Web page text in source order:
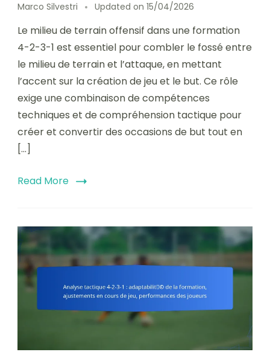
Marco Silvestri Updated on 15/04/2026
Le milieu de terrain offensif dans une formation
4-2-3-1 est essentiel pour combler le fossé entre
le milieu de terrain et l’attaque, en mettant
l’accent sur la création de jeu et le but. Ce rôle
exige une combinaison de compétences
techniques et de compréhension tactique pour
créer et convertir des occasions de but tout en
[…]
Read More